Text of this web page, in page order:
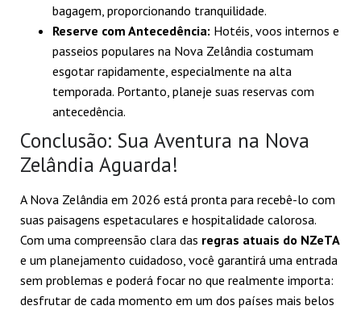
bagagem, proporcionando tranquilidade.
Reserve com Antecedência: Hotéis, voos internos e
passeios populares na Nova Zelândia costumam
esgotar rapidamente, especialmente na alta
temporada. Portanto, planeje suas reservas com
antecedência.
Conclusão: Sua Aventura na Nova
Zelândia Aguarda!
A Nova Zelândia em 2026 está pronta para recebê-lo com
suas paisagens espetaculares e hospitalidade calorosa.
Com uma compreensão clara das regras atuais do NZeTA
e um planejamento cuidadoso, você garantirá uma entrada
sem problemas e poderá focar no que realmente importa:
desfrutar de cada momento em um dos países mais belos